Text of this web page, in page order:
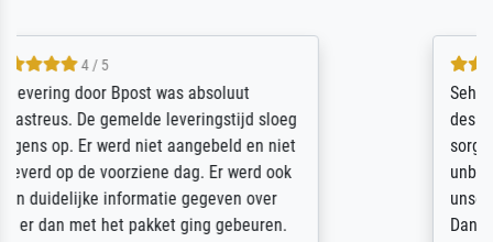
Sehr gute Qualität des Leinwanddrucks und
des Rahmens! Unser Bild wurde sehr
sorgfältig und sicher verpackt, so dass es
unbeschadet bei uns ankam. Es wird nicht
unser letzter Meisterdruck sein. Vielen
Dank!